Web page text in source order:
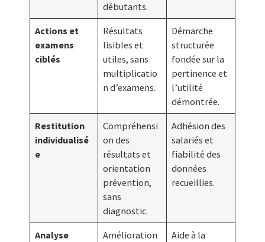
débutants.
Actions et
examens
ciblés
Résultats
lisibles et
utiles, sans
multiplicatio
n d’examens.
Démarche
structurée
fondée sur la
pertinence et
l’utilité
démontrée.
Restitution
individualisé
e
Compréhensi
on des
résultats et
orientation
prévention,
sans
diagnostic.
Adhésion des
salariés et
fiabilité des
données
recueillies.
Analyse
Amélioration
Aide à la